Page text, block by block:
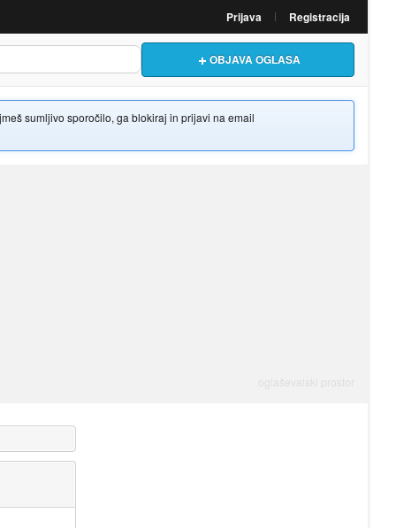
Prijava Registracija
OBJAVA OGLASA
sumljivo sporočilo, ga blokiraj in prijavi na email